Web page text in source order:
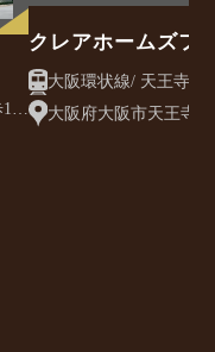
クレアホームズフ
前
大阪府大阪市天王寺